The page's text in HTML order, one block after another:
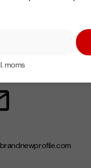
moms